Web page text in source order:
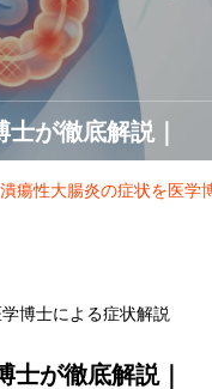
が徹底解説｜
で完全ガイド
潰瘍性大腸炎の症状を医学
が徹底解説｜